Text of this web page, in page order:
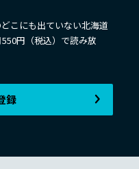
こにも出ていない北海道
円（税込）で読み放
録